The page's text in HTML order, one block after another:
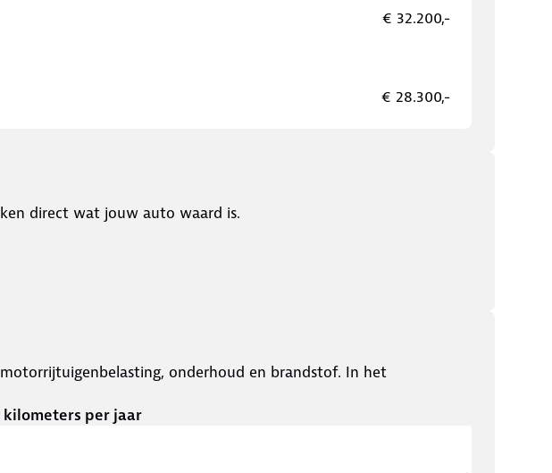
€ 32.200,-
€ 28.300,-
direct wat jouw auto waard is.
onderhoud en brandstof. In het
kilometers per jaar